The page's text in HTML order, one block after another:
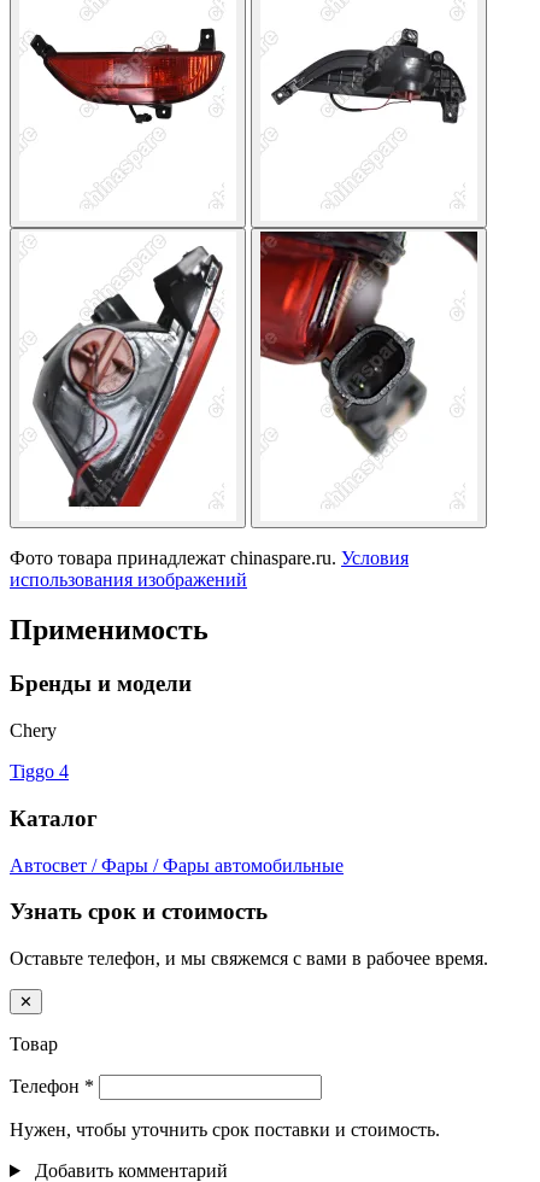
Фото товара принадлежат chinaspare.ru. Условия
использования изображений
Применимость
Бренды и модели
Chery
Tiggo 4
Каталог
Автосвет / Фары / Фары автомобильные
Узнать срок и стоимость
Оставьте телефон, и мы свяжемся с вами в рабочее время.
✕
Товар
Телефон *
Нужен, чтобы уточнить срок поставки и стоимость.
Добавить комментарий